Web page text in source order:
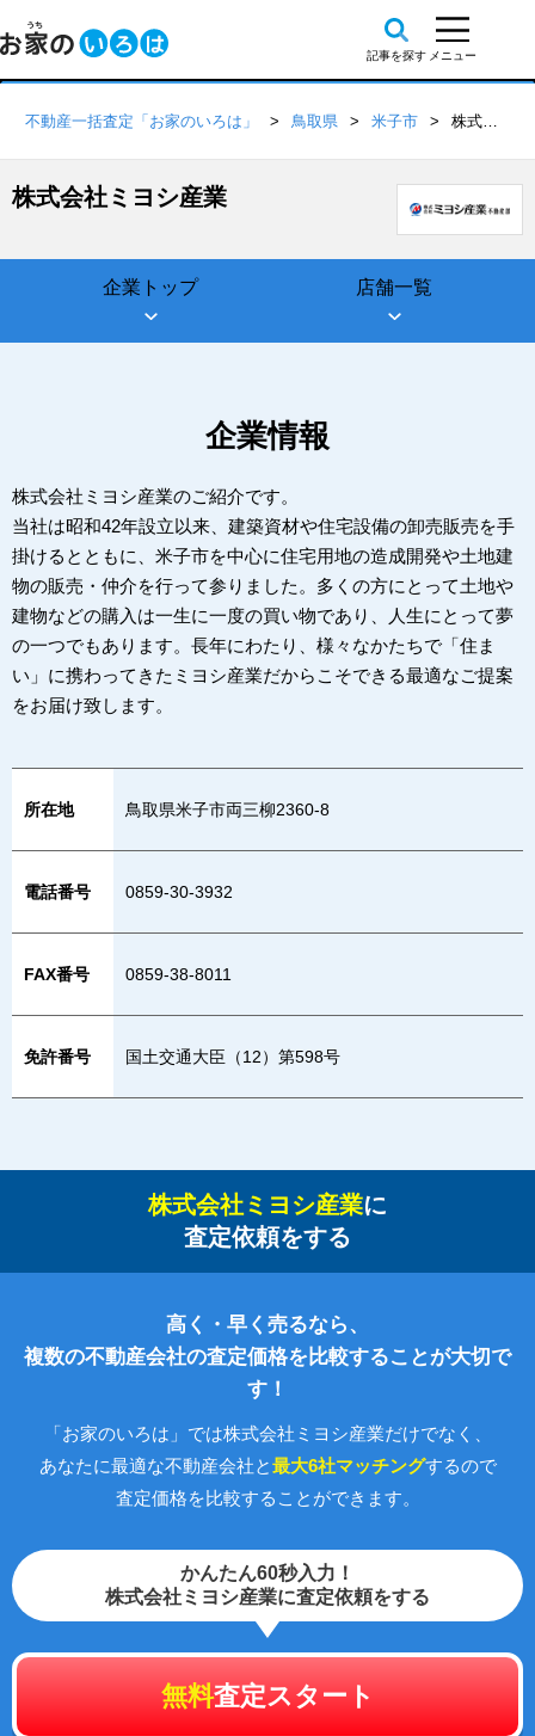
不動産一括査定「お家のいろは」 鳥取県 米子市 株式会社ミヨシ産業
株式会社ミヨシ産業
企業トップ 店舗一覧
企業情報
株式会社ミヨシ産業のご紹介です。
当社は昭和42年設立以来、建築資材や住宅設備の卸売販売を手
掛けるとともに、米子市を中心に住宅用地の造成開発や土地建
物の販売・仲介を行って参りました。多くの方にとって土地や
建物などの購入は一生に一度の買い物であり、人生にとって夢
の一つでもあります。長年にわたり、様々なかたちで「住ま
い」に携わってきたミヨシ産業だからこそできる最適なご提案
をお届け致します。
所在地 鳥取県米子市両三柳2360-8
電話番号 0859-30-3932
FAX番号 0859-38-8011
免許番号 国土交通大臣（12）第598号
株式会社ミヨシ産業に
査定依頼をする
高く・早く売るなら、
複数の不動産会社の査定価格を比較することが大切で
す！
「お家のいろは」では株式会社ミヨシ産業だけでなく、
あなたに最適な不動産会社と最大6社マッチングするので
査定価格を比較することができます。
かんたん60秒入力！
株式会社ミヨシ産業に査定依頼をする
無料査定スタート